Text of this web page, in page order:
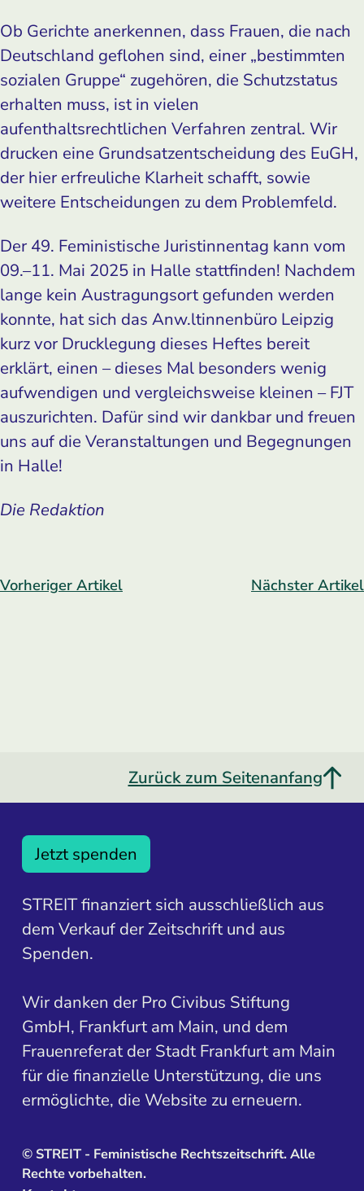
Ob Gerichte anerkennen, dass Frauen, die nach
Deutschland geflohen sind, einer „bestimmten
sozialen Gruppe“ zugehören, die Schutzstatus
erhalten muss, ist in vielen
aufenthaltsrechtlichen Verfahren zentral. Wir
drucken eine Grundsatzentscheidung des EuGH,
der hier erfreuliche Klarheit schafft, sowie
weitere Entscheidungen zu dem Problemfeld.
Der 49. Feministische Juristinnentag kann vom
09.–11. Mai 2025 in Halle stattfinden! Nachdem
lange kein Austragungsort gefunden werden
konnte, hat sich das Anw.ltinnenbüro Leipzig
kurz vor Drucklegung dieses Heftes bereit
erklärt, einen – dieses Mal besonders wenig
aufwendigen und vergleichsweise kleinen – FJT
auszurichten. Dafür sind wir dankbar und freuen
uns auf die Veranstaltungen und Begegnungen
in Halle!
Die Redaktion
Vorheriger Artikel Nächster Artikel
Zurück zum Seitenanfang
Jetzt spenden
STREIT finanziert sich ausschließlich aus
dem Verkauf der Zeitschrift und aus
Spenden.
Wir danken der Pro Civibus Stiftung
GmbH, Frankfurt am Main, und dem
Frauenreferat der Stadt Frankfurt am Main
für die finanzielle Unterstützung, die uns
ermöglichte, die Website zu erneuern.
© STREIT - Feministische Rechtszeitschrift. Alle
Rechte vorbehalten.